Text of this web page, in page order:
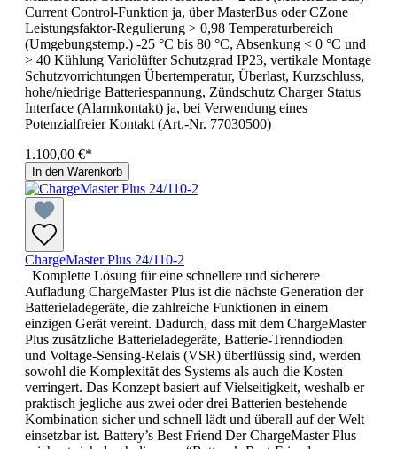
Current Control-Funktion ja, über MasterBus oder CZone
Leistungsfaktor-Regulierung > 0,98 Temperaturbereich
(Umgebungstemp.) -25 °C bis 80 °C, Absenkung < 0 °C und
> 40 Kühlung Variolüfter Schutzgrad IP23, vertikale Montage
Schutzvorrichtungen Übertemperatur, Überlast, Kurzschluss,
hohe/niedrige Batteriespannung, Zündschutz Charger Status
Interface (Alarmkontakt) ja, bei Verwendung eines
Potenzialfreier Kontakt (Art.-Nr. 77030500)
1.100,00 €*
In den Warenkorb
ChargeMaster Plus 24/110-2
Komplette Lösung für eine schnellere und sicherere
Aufladung ChargeMaster Plus ist die nächste Generation der
Batterieladegeräte, die zahlreiche Funktionen in einem
einzigen Gerät vereint. Dadurch, dass mit dem ChargeMaster
Plus zusätzliche Batterieladegeräte, Batterie-Trenndioden
und Voltage-Sensing-Relais (VSR) überflüssig sind, werden
sowohl die Komplexität des Systems als auch die Kosten
verringert. Das Konzept basiert auf Vielseitigkeit, weshalb er
praktisch jegliche aus zwei oder drei Batterien bestehende
Kombination sicher und schnell lädt und überall auf der Welt
einsetzbar ist. Battery’s Best Friend Der ChargeMaster Plus